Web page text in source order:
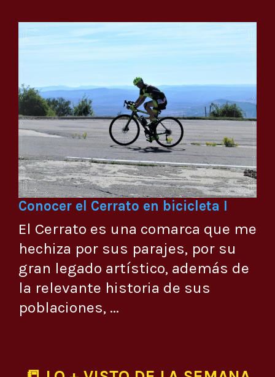
Conocer el Cerrato en bicicleta I
El Cerrato es una comarca que me
hechiza por sus parajes, por su
gran legado artístico, además de
la relevante historia de sus
poblaciones, ...